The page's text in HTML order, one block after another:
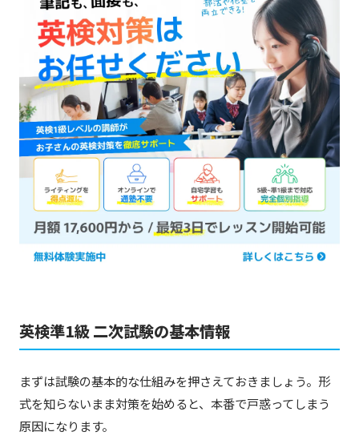
英検準1級 二次試験の基本情報
まずは試験の基本的な仕組みを押さえておきましょう。形
式を知らないまま対策を始めると、本番で戸惑ってしまう
原因になります。